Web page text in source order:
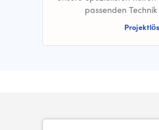
passenden